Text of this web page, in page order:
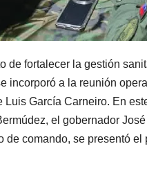
de fortalecer la gestión
incorporó a la reunión
García Carneiro. En
el gobernador
de comando, se presentó